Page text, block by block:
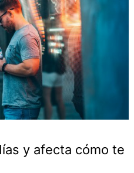
y afecta cómo te